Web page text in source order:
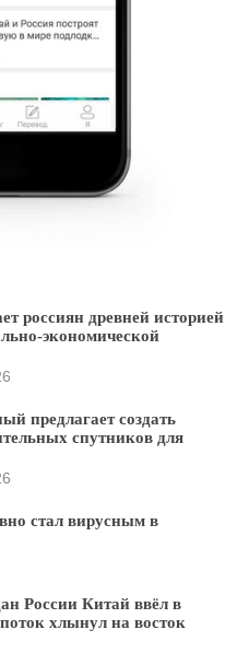
россиян древней историей
экономической
предлагает создать
спутников для
стал вирусным в
России Китай ввёл в
хлынул на восток